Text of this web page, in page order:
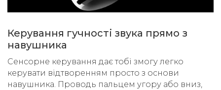
Керування гучності звука прямо з
навушника
Сенсорне керування дає тобі змогу легко
керувати відтворенням просто з основи
навушника. Проводь пальцем угору або вниз,